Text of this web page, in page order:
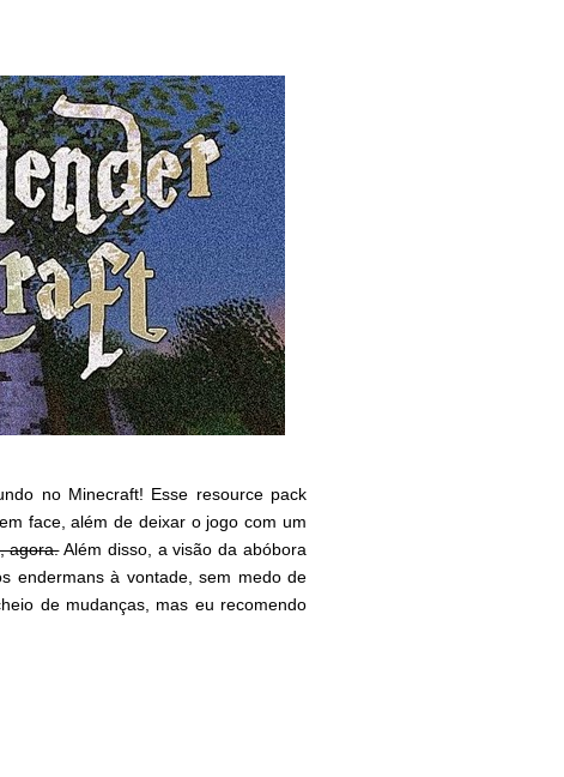
no Minecraft! Esse resource pack
face, além de deixar o jogo com um
agora.Além disso, a visão da abóbora
endermans à vontade, sem medo de
de mudanças, mas eu recomendo